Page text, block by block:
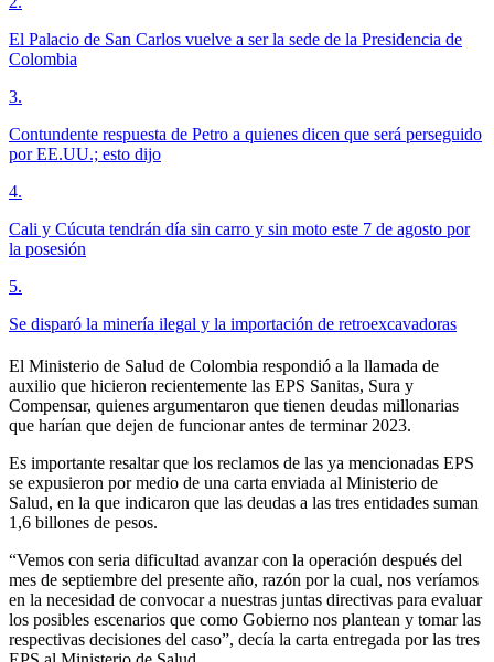
El Palacio de San Carlos vuelve a ser la sede de la Presidencia de
Colombia
3.
Contundente respuesta de Petro a quienes dicen que será perseguido
por EE.UU.; esto dijo
4.
Cali y Cúcuta tendrán día sin carro y sin moto este 7 de agosto por
la posesión
5.
Se disparó la minería ilegal y la importación de retroexcavadoras
El Ministerio de Salud de Colombia respondió a la llamada de
auxilio que hicieron recientemente las EPS Sanitas, Sura y
Compensar, quienes argumentaron que tienen deudas millonarias
que harían que dejen de funcionar antes de terminar 2023.
Es importante resaltar que los reclamos de las ya mencionadas EPS
se expusieron por medio de una carta enviada al Ministerio de
Salud, en la que indicaron que las deudas a las tres entidades suman
1,6 billones de pesos.
“Vemos con seria dificultad avanzar con la operación después del
mes de septiembre del presente año, razón por la cual, nos veríamos
en la necesidad de convocar a nuestras juntas directivas para evaluar
los posibles escenarios que como Gobierno nos plantean y tomar las
respectivas decisiones del caso”, decía la carta entregada por las tres